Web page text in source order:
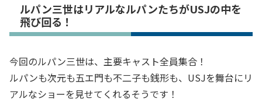
ルパン三世はリアルなルパンたちがUSJの中を
飛び回る！
今回のルパン三世は、主要キャスト全員集合！
ルパンも次元も五エ門も不二子も銭形も、USJを舞台にリ
アルなショーを見せてくれるそうです！